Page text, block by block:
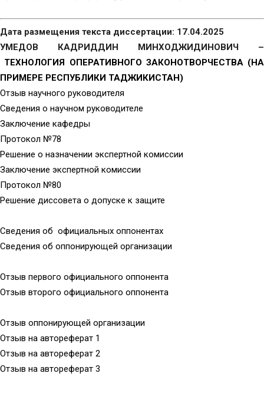
Дата размещения текста диссертации: 17.04.2025
УМЕДОВ КАДРИДДИН МИНХОДЖИДИНОВИЧ –
ТЕХНОЛОГИЯ ОПЕРАТИВНОГО ЗАКОНОТВОРЧЕСТВА (НА
ПРИМЕРЕ РЕСПУБЛИКИ ТАДЖИКИСТАН)
Отзыв научного руководителя
Сведения о научном руководителе
Заключение кафедры
Протокол №78
Решение о назначении экспертной комиссии
Заключение экспертной комиссии
Протокол №80
Решение диссовета о допуске к защите
Сведения об официальных оппонентах
Сведения об оппонирующей организации
Отзыв первого официального оппонента
Отзыв второго официального оппонента
Отзыв оппонирующей организации
Отзыв на автореферат 1
Отзыв на автореферат 2
Отзыв на автореферат 3